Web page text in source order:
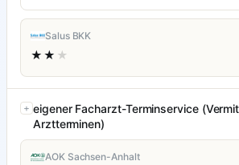
Salus BKK
★★ ★
eigener Facharzt-Terminservice
Arztterminen)
AOK Sachsen-Anhalt